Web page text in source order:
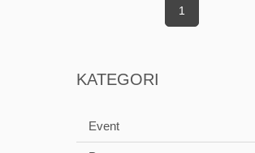
1
KATEGORI
Event